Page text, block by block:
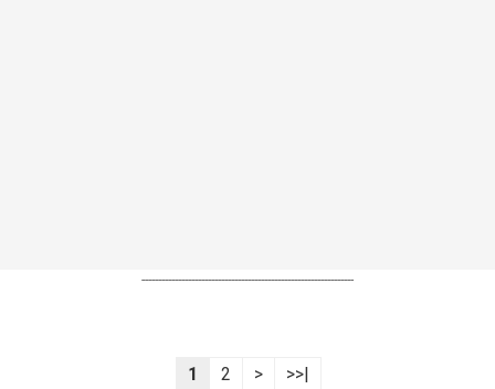
----------------------------------------------------------------
1 2 > >>|